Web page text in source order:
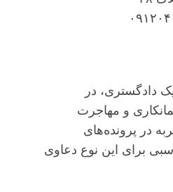
یک دادگستری، در
و مهاجرت
در پرونده‌های
برای این نوع دعاوی